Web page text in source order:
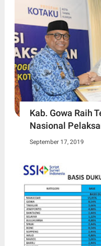
Kab. Gowa Raih
Nasional
September 17, 2019